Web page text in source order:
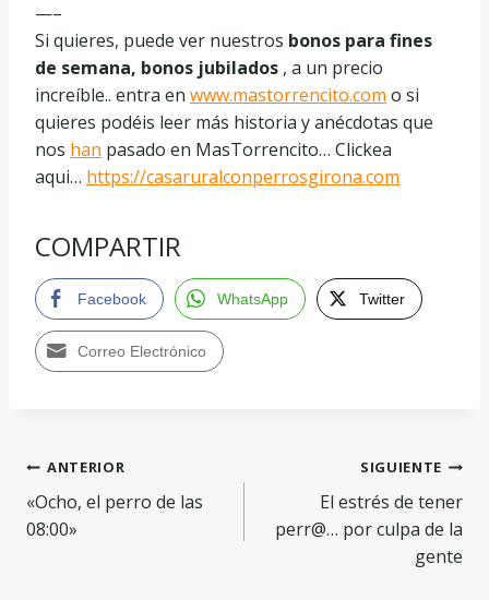
—–
Si quieres, puede ver nuestros bonos para fines
de semana, bonos jubilados , a un precio
increíble.. entra en www.mastorrencito.com o si
quieres podéis leer más historia y anécdotas que
nos han pasado en MasTorrencito… Clickea
aqui… https://casaruralconperrosgirona.com
COMPARTIR
Facebook WhatsApp Twitter
Correo Electrónico
ANTERIOR
«Ocho, el perro de las
08:00»
SIGUIENTE
El estrés de tener
perr@… por culpa de la
gente